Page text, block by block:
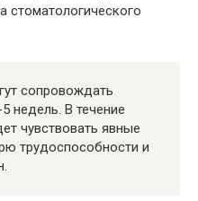
стоматологического
сопровождать
недель. В течение
чувствовать явные
трудоспособности и